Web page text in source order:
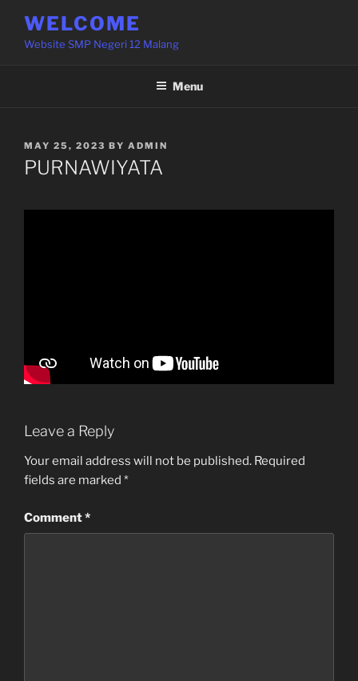
content
WELCOME
Website SMP Negeri 12 Malang
Menu
POSTED
ON
MAY 25, 2023 BY ADMIN
PURNAWIYATA
Leave a Reply
Your email address will not be published. Required
fields are marked *
Comment*